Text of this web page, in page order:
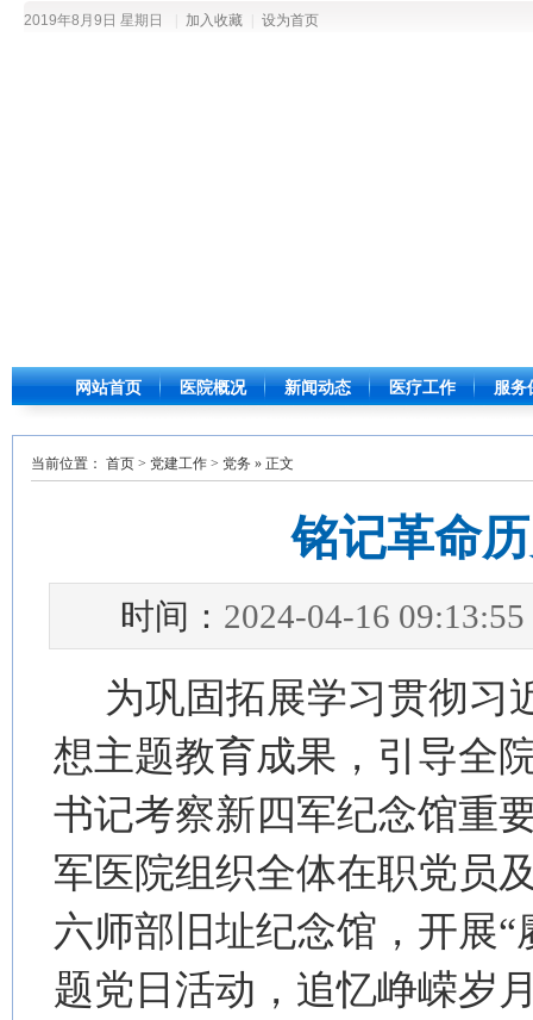
2019年8月9日 星期日 加入收藏 设为首页
网站首页 医院概况 新闻动态 医疗工作 服务
当前位置： 首页 > 党建工作 > 党务 » 正文
铭记革命
时间： 2024-04-16 09:13:55
为巩固拓展学习贯彻习
想主题教育成果，引导全
书记考察新四军纪念馆重
军医院组织全体在职党员
六师部旧址纪念馆，开展
题党日活动，追忆峥嵘岁